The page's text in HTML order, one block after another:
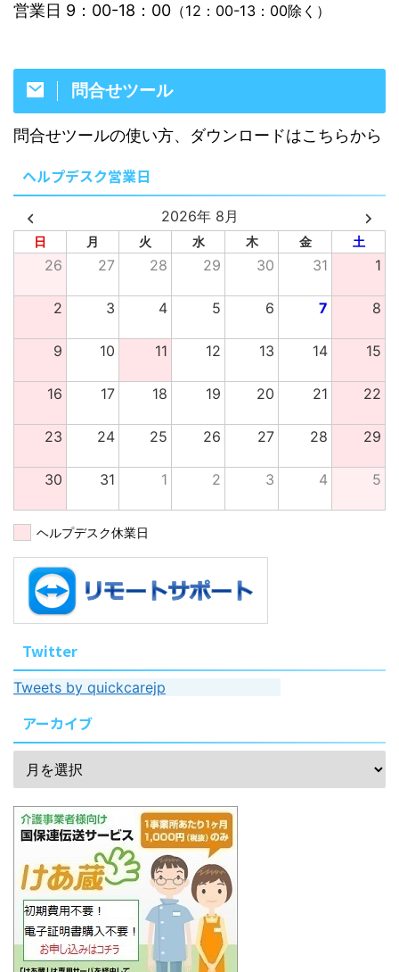
営業日 9：00-18：00 （12：00-13：00除く）
問合せツール
問合せツールの使い方、ダウンロードはこちらから
ヘルプデスク営業日
2026年 8月
日 月 火 水 木 金 土
26 27 28 29 30 31 1
2 3 4 5 6 7 8
9 10 11 12 13 14 15
16 17 18 19 20 21 22
23 24 25 26 27 28 29
30 31 1 2 3 4 5
ヘルプデスク休業日
Twitter
Tweets by quickcarejp
アーカイブ